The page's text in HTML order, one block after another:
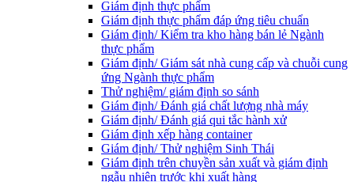
Giám định thực phẩm
Giám định thực phẩm đáp ứng tiêu chuẩn
Giám định/ Kiểm tra kho hàng bán lẻ Ngành
thực phẩm
Giám định/ Giám sát nhà cung cấp và chuỗi cung
ứng Ngành thực phẩm
Thử nghiệm/ giám định so sánh
Giám định/ Đánh giá chất lượng nhà máy
Giám định/ Đánh giá qui tắc hành xử
Giám định xếp hàng container
Giám định/ Thử nghiệm Sinh Thái
Giám định trên chuyền sản xuất và giám định
ngẫu nhiên trước khi xuất hàng